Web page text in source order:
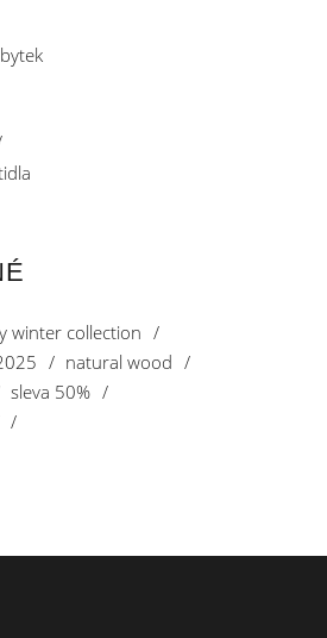
winter collection
natural wood
sleva 50%